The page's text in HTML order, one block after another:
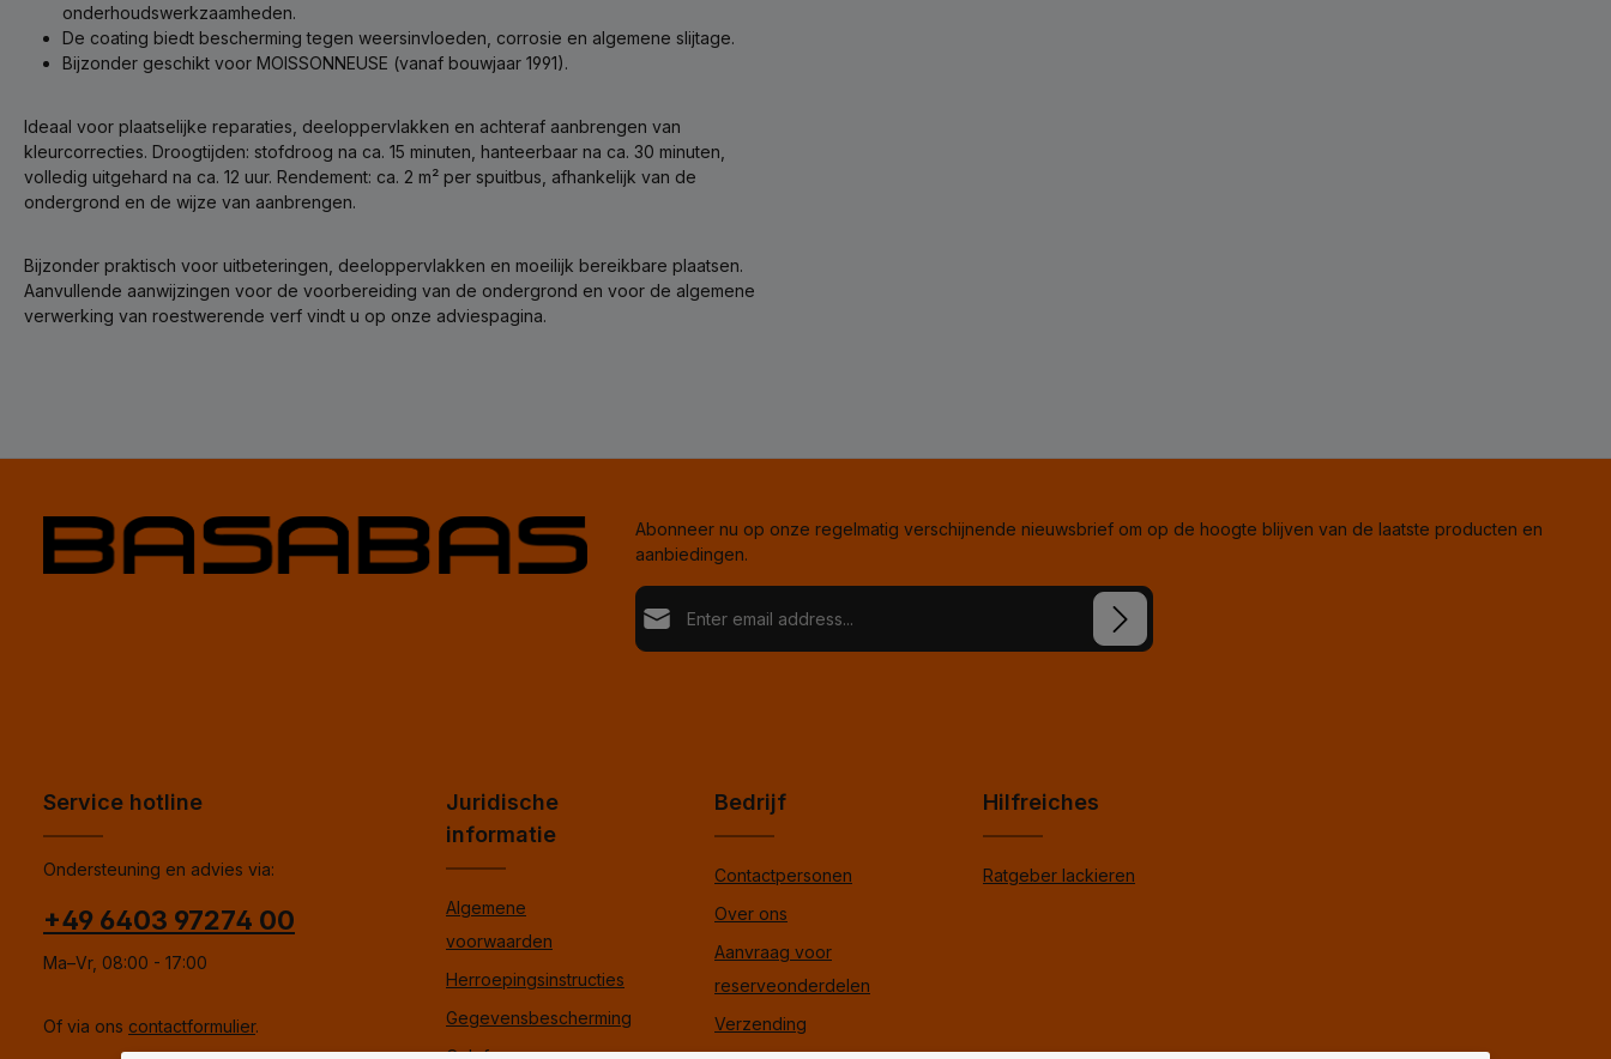
onderhoudswerkzaamheden.
De coating biedt bescherming tegen weersinvloeden, corrosie en algemene slijtage.
Bijzonder geschikt voor MOISSONNEUSE (vanaf bouwjaar 1991).
Ideaal voor plaatselijke reparaties, deeloppervlakken en achteraf aanbrengen van
kleurcorrecties. Droogtijden: stofdroog na ca. 15 minuten, hanteerbaar na ca. 30 minuten,
volledig uitgehard na ca. 12 uur. Rendement: ca. 2 m² per spuitbus, afhankelijk van de
ondergrond en de wijze van aanbrengen.
Bijzonder praktisch voor uitbeteringen, deeloppervlakken en moeilijk bereikbare plaatsen.
Aanvullende aanwijzingen voor de voorbereiding van de ondergrond en voor de algemene
verwerking van roestwerende verf vindt u op onze adviespagina.
Abonneer nu op onze regelmatig verschijnende nieuwsbrief om op de hoogte blijven van de laatste producten en
aanbiedingen.
E-mailadres*
Service hotline
Ondersteuning en advies via:
+49 6403 97274 00
Ma–Vr, 08:00 - 17:00
Of via ons contactformulier.
Juridische
informatie
Algemene
voorwaarden
Herroepingsinstructies
Gegevensbescherming
Bedrijf
Contactpersonen
Over ons
Aanvraag voor
reserveonderdelen
Verzending
Hilfreiches
Ratgeber lackieren